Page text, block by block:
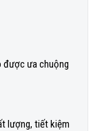
được ưa chuộng
lượng, tiết kiệm